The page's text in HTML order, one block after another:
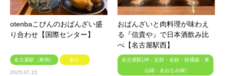
otenbaこびんのおばんざい盛
り合わせ【国際センター】
名古屋駅（東側） 飲む
2025.07.15
おばんざいと肉料理が味わえ
る『信貴や』で日本酒飲み比
べ【名古屋駅西】
名古屋駅(JR・近鉄・名鉄・桜通線・東
山線・あおなみ線)